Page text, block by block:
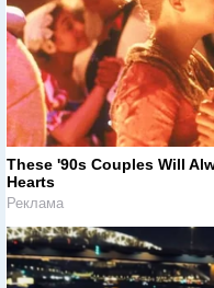
These '90s Couples Will
Hearts
Реклама